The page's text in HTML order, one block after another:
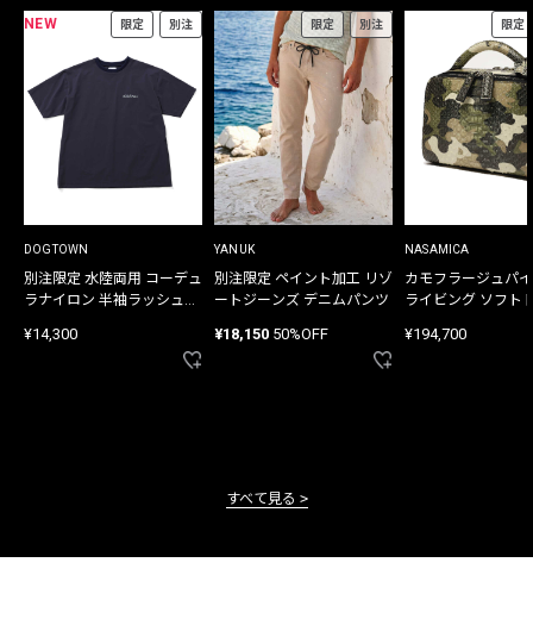
NEW 限定 別注
DOGTOWN
別注限定 水陸両用 コーデュ
ラナイロン 半袖ラッシュガ
¥14,300
限定 別注
YANUK
別注限定 ペイント加工 リゾ
ートジーンズ デニムパンツ
¥18,150 50%OFF
限定
NASAMICA
カモフラージュパ
ライビング ソフト
¥194,700
すべて見る